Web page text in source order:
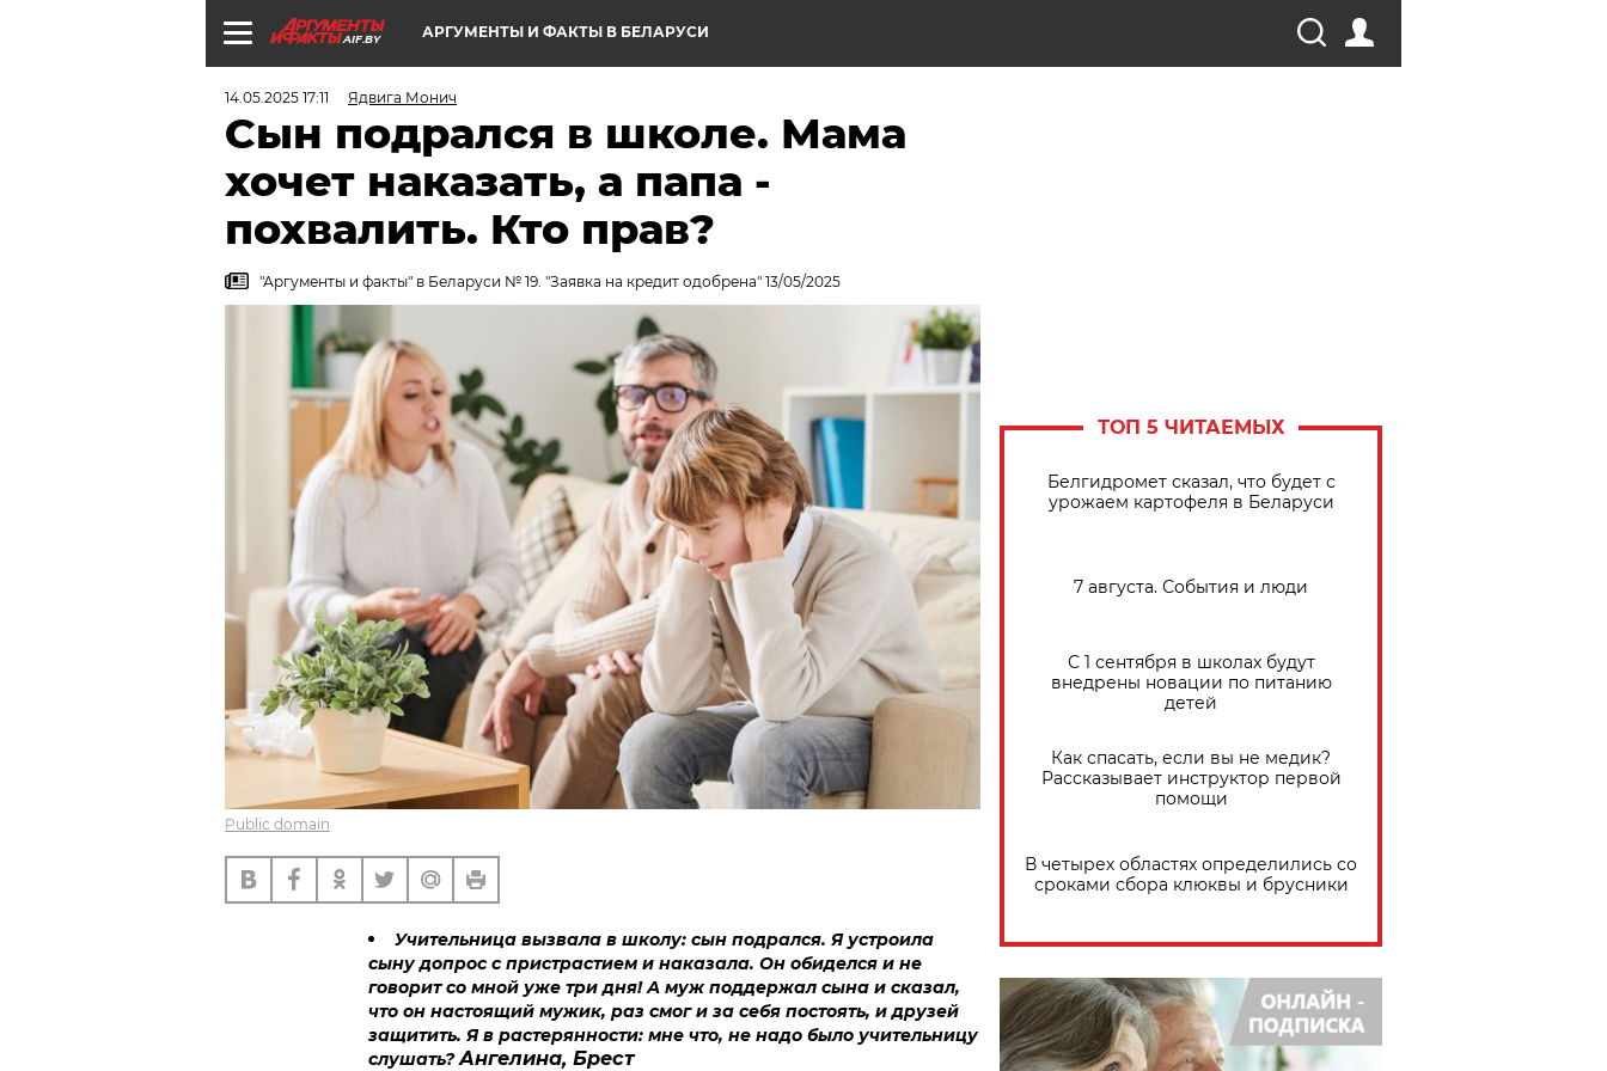
AIF.BY АРГУМЕНТЫ И ФАКТЫ В БЕЛАРУСИ
14.05.2025 17:11 Ядвига Монич
Сын подрался в школе. Мама
хочет наказать, а папа -
похвалить. Кто прав?
"Аргументы и факты" в Беларуси № 19. "Заявка на кредит одобрена" 13/05/2025
Public domain
Учительница вызвала в школу: сын подрался. Я устроила
сыну допрос с пристрастием и наказала. Он обиделся и не
говорит со мной уже три дня! А муж поддержал сына и сказал,
что он настоящий мужик, раз смог и за себя постоять, и друзей
защитить. Я в растерянности: мне что, не надо было учительницу
слушать?Ангелина, Брест
ТОП 5 ЧИТАЕМЫХ
Белгидромет сказал, что будет с
урожаем картофеля в Беларуси
7 августа. События и люди
С 1 сентября в школах будут
внедрены новации по питанию
детей
Как спасать, если вы не медик?
Рассказывает инструктор первой
помощи
В четырех областях определились со
сроками сбора клюквы и брусники